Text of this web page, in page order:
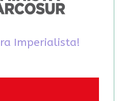
Imperialista!